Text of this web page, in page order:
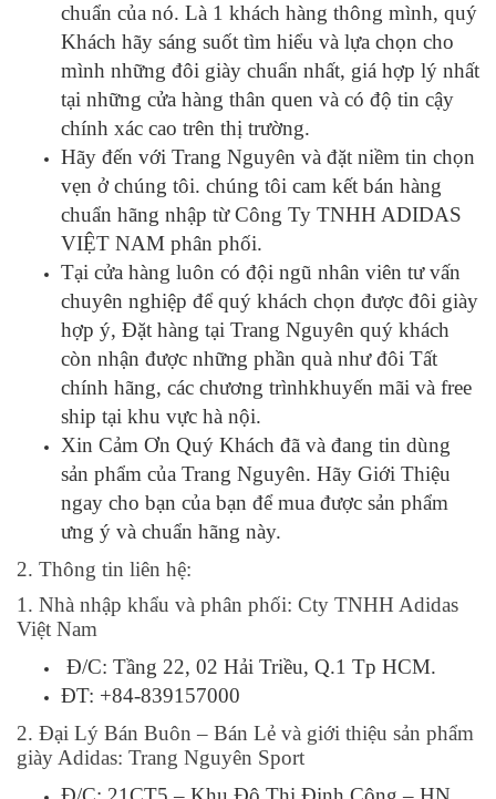
chuẩn của nó. Là 1 khách hàng thông mình, quý
Khách hãy sáng suốt tìm hiểu và lựa chọn cho
mình những đôi giày chuẩn nhất, giá hợp lý nhất
tại những cửa hàng thân quen và có độ tin cậy
chính xác cao trên thị trường.
Hãy đến với Trang Nguyên và đặt niềm tin chọn
vẹn ở chúng tôi. chúng tôi cam kết bán hàng
chuẩn hãng nhập từ Công Ty TNHH ADIDAS
VIỆT NAM phân phối.
Tại cửa hàng luôn có đội ngũ nhân viên tư vấn
chuyên nghiệp để quý khách chọn được đôi giày
hợp ý, Đặt hàng tại Trang Nguyên quý khách
còn nhận được những phần quà như đôi Tất
chính hãng, các chương trìnhkhuyến mãi và free
ship tại khu vực hà nội.
Xin Cảm Ơn Quý Khách đã và đang tin dùng
sản phẩm của Trang Nguyên. Hãy Giới Thiệu
ngay cho bạn của bạn để mua được sản phẩm
ưng ý và chuẩn hãng này.
2. Thông tin liên hệ:
1. Nhà nhập khẩu và phân phối: Cty TNHH Adidas
Việt Nam
Đ/C: Tầng 22, 02 Hải Triều, Q.1 Tp HCM.
ĐT: +84-839157000
2. Đại Lý Bán Buôn – Bán Lẻ và giới thiệu sản phẩm
giày Adidas: Trang Nguyên Sport